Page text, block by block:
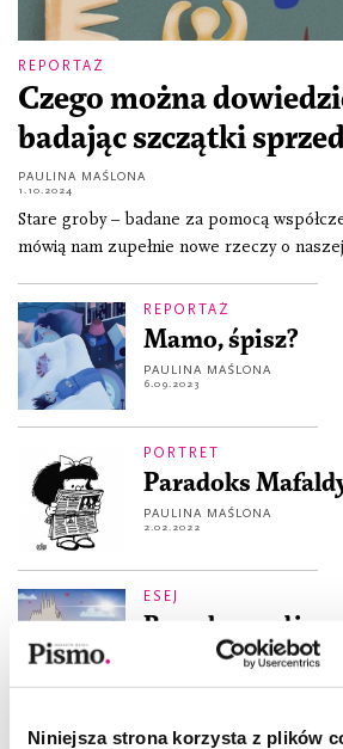
Niniejsza strona korzysta z plików
REPORTAŻ
Czego można
badając szczątki
PAULINA MAŚLONA
1.10.2024
Stare groby – badane za pomocą
mówią nam zupełnie nowe rzeczy o
REPORTAŻ
Mamo, śpisz?
PAULINA MAŚLONA
6.09.2023
PORTRET
Paradoks
PAULINA MAŚLONA
2.02.2022
ESEJ
Barcelona odżywa
PAULINA MAŚLONA
PORTRET